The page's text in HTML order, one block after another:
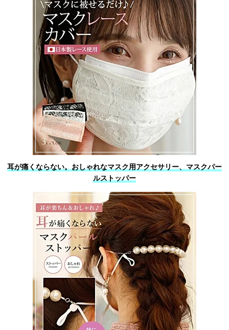
耳が痛くならない。おしゃれなマスク用アクセサリー、マスクパー
ルストッパー